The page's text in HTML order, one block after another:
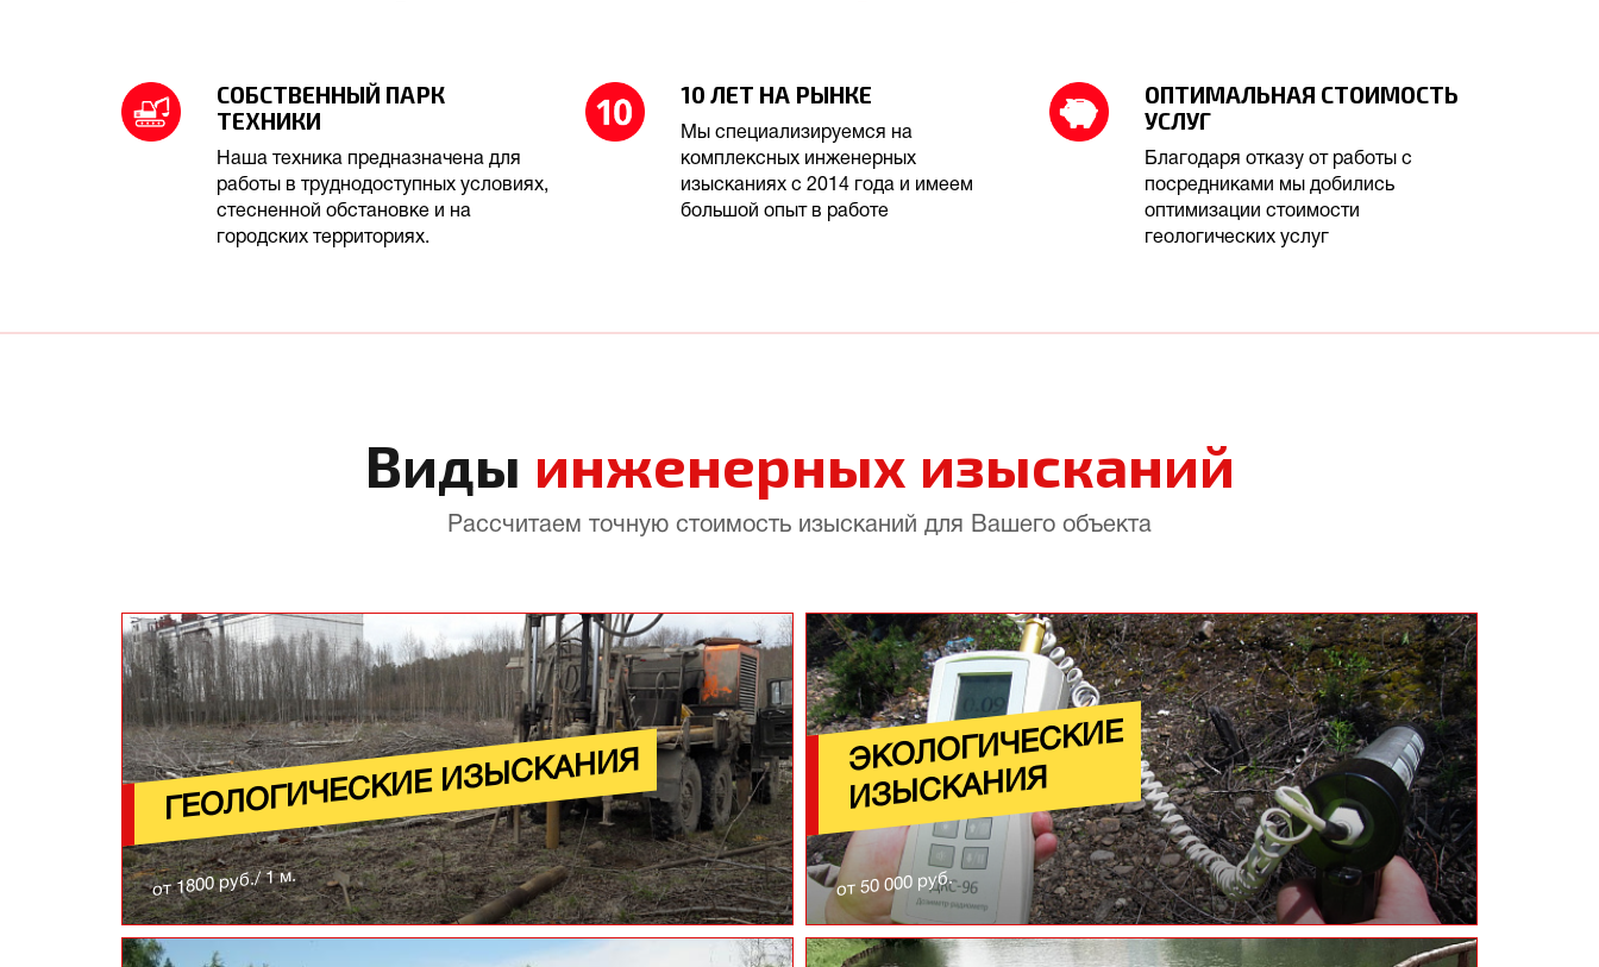
СОБСТВЕННЫЙ ПАРК
ТЕХНИКИ
Наша техника предназначена для
работы в труднодоступных условиях,
стесненной обстановке и на
городских территориях.
10 ЛЕТ НА РЫНКЕ
Мы специализируемся на
комплексных инженерных
изысканиях с 2014 года и имеем
большой опыт в работе
ОПТИМАЛЬНАЯ СТОИМОСТЬ
УСЛУГ
Благодаря отказу от работы с
посредниками мы добились
оптимизации стоимости
геологических услуг
Виды инженерных изысканий
Рассчитаем точную стоимость изысканий для Вашего объекта
ГЕОЛОГИЧЕСКИЕ ИЗЫСКАНИЯ
от 1800 руб./ 1 м.
ЭКОЛОГИЧЕСКИЕ
ИЗЫСКАНИЯ
от 50 000 руб.